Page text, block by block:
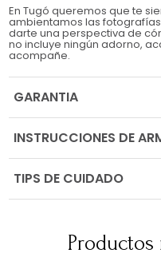
En Tugó queremos que te
ambientamos las
darte una perspectiva de
no incluye ningún adorno,
acompañe.
GARANTIA
INSTRUCCIONES DE
TIPS DE CUIDADO